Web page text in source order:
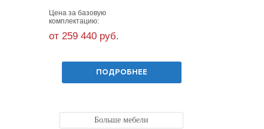
Цена за базовую
комплектацию:
от 259 440 руб.
ПОДРОБНЕЕ
Больше мебели